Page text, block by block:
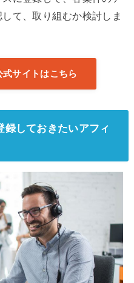
て、取り組むか検討しま
サイトはこちら
録しておきたいアフィ